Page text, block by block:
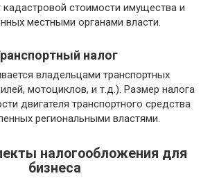
кадастровой стоимости имущества и
местными органами власти.
налог
владельцами транспортных
мотоциклов, и т.д.). Размер налога
двигателя транспортного средства
региональными властями.
налогообложения для
бизнеса